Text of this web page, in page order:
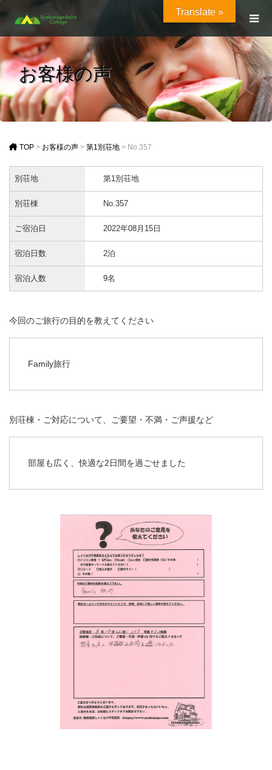
お客様の声
TOP > お客様の声 > 第1別荘地 > No.357
別荘地 第1別荘地
別荘棟 No.357
ご宿泊日 2022年08月15日
宿泊日数 2泊
宿泊人数 9名
今回のご旅行の目的を教えてください
Family旅行
別荘棟・ご対応について、ご要望・不満・ご声援など
部屋も広く、快適な2日間を過ごせました
Translate »